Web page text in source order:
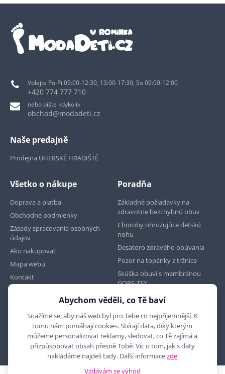
Volejte Po-Pi 09:00-12:30, 13:00-17:30, So 09:00-12:00
+420 774 777 710
nebo pište kdykoliv
obchod@modadeti.cz
Naše predajně
Prodejna UHERSKÉ HRADIŠTĚ
Všetko o nákupe
Doprava a platba
Obchodné podmienky
Zásady spracovania osobných
údajov
Ako nakupovať
Mapa webu
Kontakt
Poradňa
Základné požiadavky na
zdravotne bezchybnú obuv
Choroby ohrozujúce detskú
nohu
Desatoro zdravého obúvania
Pozor na topánky z tržnice
Skúška obuvi s membránou
GORE-TEX
Abychom věděli, co Tě baví
Snažíme se, aby náš web byl pro Tebe co nejpříjemnější. K
tomu nám pomáhají cookies. Sbírají data, díky kterým
můžeme personalizovat reklamy, sledovat, co Tě zajímá a
přizpůsobovat obsah přesně Tobě. Víc o tom, jak s daty
nakládáme najdeš tady. Další informacezde
Vzdávám se výhod